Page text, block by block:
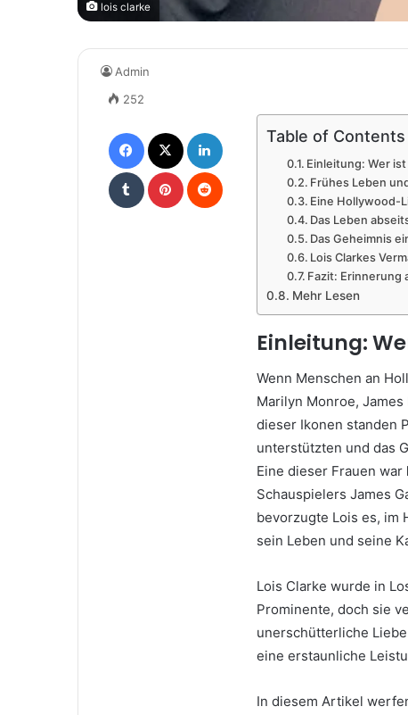
lois clarke
Table of Contents
Einleitung: Wer ist
Frühes Leben
Eine Hollywood-
Das Leben
Das Geheimnis
Lois Clarkes
Fazit: Erinnerung
Mehr Lesen
Einleitung:
Wenn Menschen an
Marilyn Monroe,
dieser Ikonen standen
unterstützten und das
Eine dieser Frauen war
Schauspielers James
bevorzugte Lois es, im
sein Leben und seine
Lois Clarke wurde in
Prominente, doch sie
unerschütterliche
eine erstaunliche
In diesem Artikel
Admin
252
Facebook LinkedIn
Tumblr Pinterest